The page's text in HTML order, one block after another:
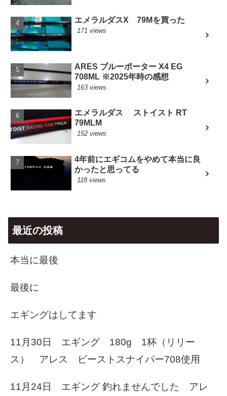
エメラルダスX 79Mを買った
171 views
ARES ブルーポーター X4 EG
708ML ※2025年時の感想
163 views
エメラルダス ストイスト RT
79MLM
152 views
4年前にエギコムをやめて本当に良
かったと思ってる
118 views
最近の投稿
本当に最後
最後に
エギングはしてます
11月30日 エギング 180g 1杯（リリー
ス） アレス ビーストスナイパー708使用
11月24日 エギング 釣れませんでした アレ